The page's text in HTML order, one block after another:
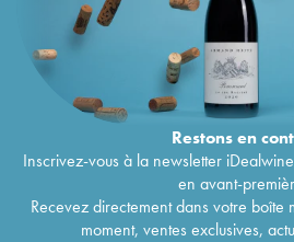
Restons en
Inscrivez-vous à la newsletter
en avant-
Recevez directement dans votre boîte
moment, ventes exclusives,